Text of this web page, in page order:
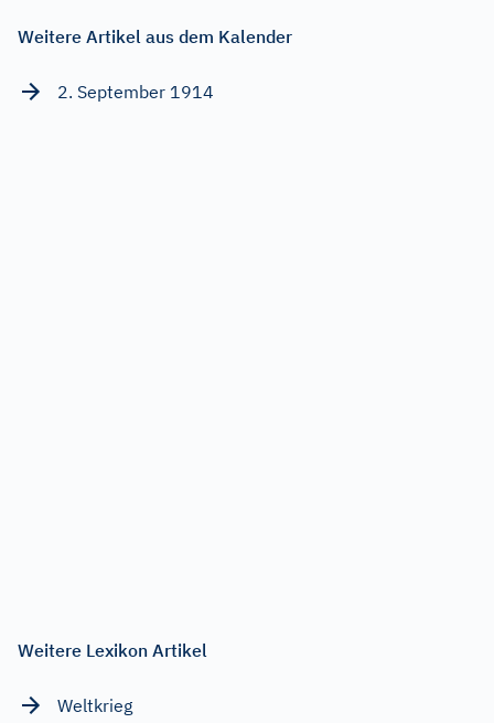
Weitere Artikel aus dem Kalender
2. September 1914
Weitere Lexikon Artikel
Weltkrieg